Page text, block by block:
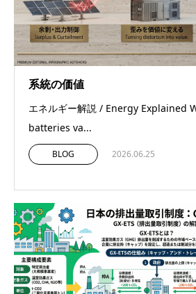
系統の価値
エネルギー解説 / Energy Explained
batteries va...
BLOG 2026.06.25